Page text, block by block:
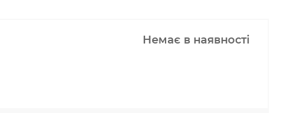
Немає в наявності